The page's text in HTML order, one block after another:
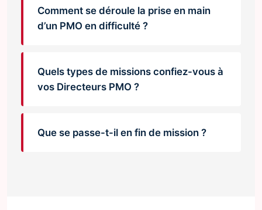
Comment se déroule la prise en main
d’un PMO en difficulté ?
Quels types de missions confiez-vous à
vos Directeurs PMO ?
Que se passe-t-il en fin de mission ?